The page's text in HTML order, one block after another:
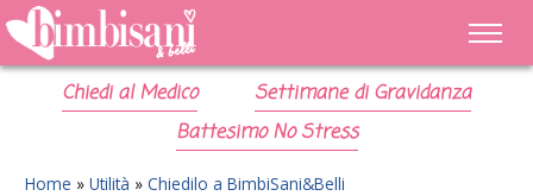
Chiedi al Medico
Settimane di Gravidanza
Battesimo No Stress
Home » Utilità » Chiedilo a BimbiSani&Belli